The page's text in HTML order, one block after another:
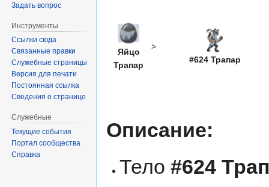
Яйцо
Трапар
>
#624 Трапар
Описание:
Тело#624
Задать вопрос
Инструменты
Ссылки сюда
Связанные правки
Служебные страницы
Версия для печати
Постоянная ссылка
Сведения о странице
Служебные
Текущие события
Портал сообщества
Справка